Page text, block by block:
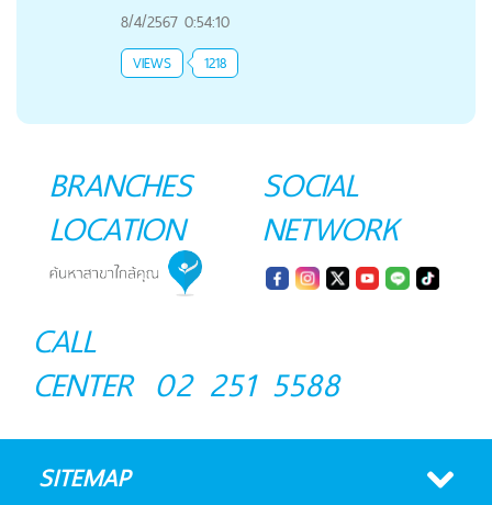
8/4/2567 0:54:10
VIEWS 1218
BRANCHES
LOCATION
SOCIAL
NETWORK
CALL
CENTER 02 251 5588
SITEMAP